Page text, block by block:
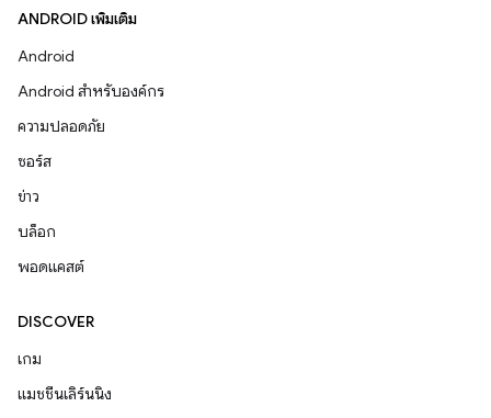
ANDROID เพิ่มเติม
Android
Android สำหรับองค์กร
ความปลอดภัย
ซอร์ส
ข่าว
บล็อก
พอดแคสต์
DISCOVER
เกม
แมชชีนเลิร์นนิง